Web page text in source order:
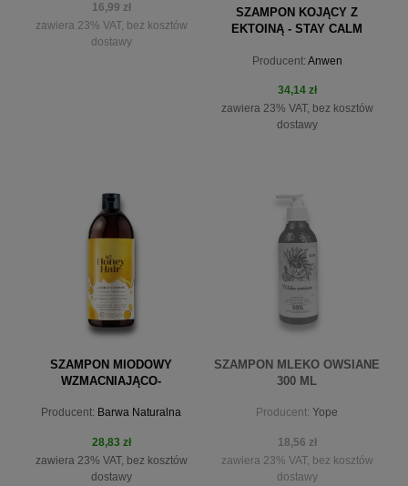
16,99 zł
zawiera 23% VAT, bez kosztów
dostawy
SZAMPON KOJĄCY Z
EKTOINĄ - STAY CALM
Producent: Anwen
34,14 zł
zawiera 23% VAT, bez kosztów
dostawy
SZAMPON MIODOWY
WZMACNIAJĄCO-
Producent: Barwa Naturalna
28,83 zł
zawiera 23% VAT, bez kosztów
dostawy
SZAMPON MLEKO OWSIANE
300 ML
Producent: Yope
18,56 zł
zawiera 23% VAT, bez kosztów
dostawy